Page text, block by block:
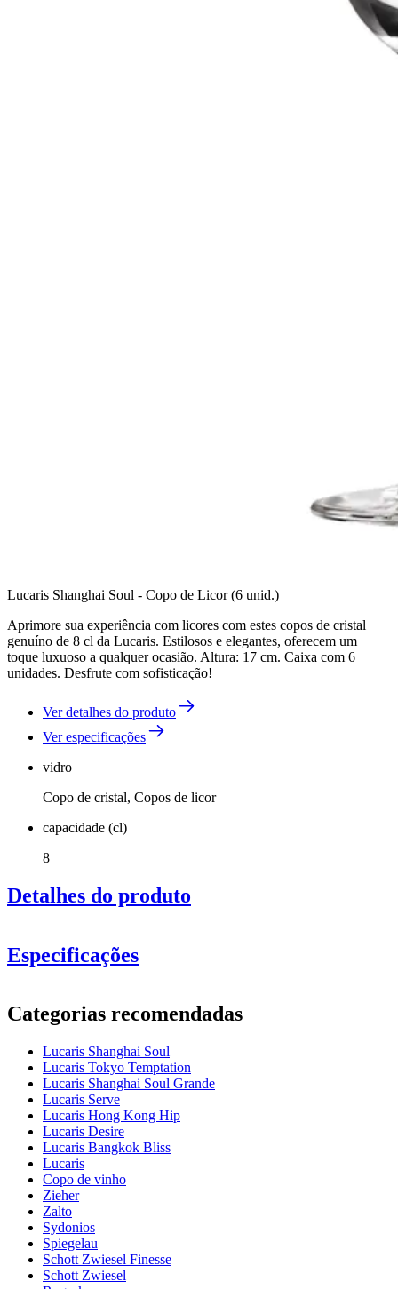
Lucaris Shanghai Soul - Copo de Licor (6 unid.)
Aprimore sua experiência com licores com estes copos de cristal
genuíno de 8 cl da Lucaris. Estilosos e elegantes, oferecem um
toque luxuoso a qualquer ocasião. Altura: 17 cm. Caixa com 6
unidades. Desfrute com sofisticação!
Ver detalhes do produto
Ver especificações
vidro
Copo de cristal, Copos de licor
capacidade (cl)
8
Detalhes do produto
Especificações
Número do produtoLS03LQ03G
Dimensões (LxAxP cm)
Peso (kg)0.266
Altura (cm)17
Largura (cm)40
profundidade (cm)
vidro
Série de produtos
vidroCopo de cristal, Copos de licor
diâmetro (cm)
capacidade (cl)
Categorias recomendadas
Lucaris Shanghai Soul
Lucaris Tokyo Temptation
Lucaris Shanghai Soul Grande
Lucaris Serve
Lucaris Hong Kong Hip
Lucaris Desire
Lucaris Bangkok Bliss
Lucaris
Copo de vinho
Zieher
Zalto
Sydonios
Spiegelau
Schott Zwiesel Finesse
Schott Zwiesel